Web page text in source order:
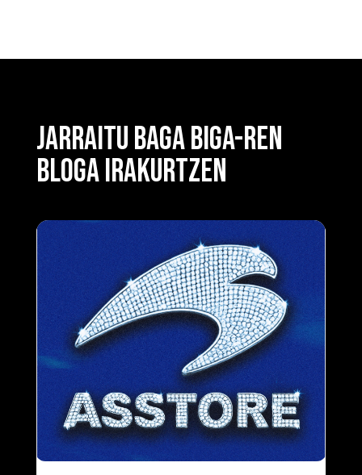
JARRAITU BAGA BIGA-REN
BLOGA IRAKURTZEN